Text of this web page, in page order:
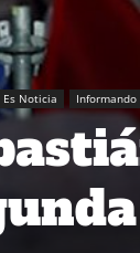
Es Noticia